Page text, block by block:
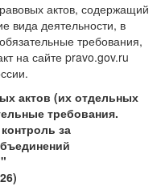
актов, содержащий
вида деятельности, в
требования,
на сайте pravo.gov.ru
актов (их отдельных
требования.
за